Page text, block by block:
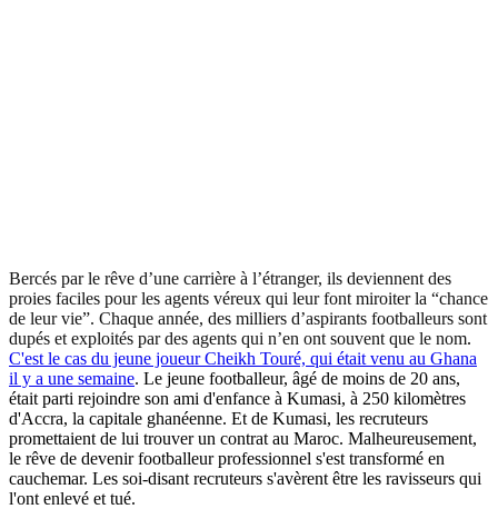
Bercés par le rêve d’une carrière à l’étranger, ils deviennent des
proies faciles pour les agents véreux qui leur font miroiter la “chance
de leur vie”. Chaque année, des milliers d’aspirants footballeurs sont
dupés et exploités par des agents qui n’en ont souvent que le nom.
C'est le cas du jeune joueur Cheikh Touré, qui était venu au Ghana
il y a une semaine. Le jeune footballeur, âgé de moins de 20 ans,
était parti rejoindre son ami d'enfance à Kumasi, à 250 kilomètres
d'Accra, la capitale ghanéenne. Et de Kumasi, les recruteurs
promettaient de lui trouver un contrat au Maroc. Malheureusement,
le rêve de devenir footballeur professionnel s'est transformé en
cauchemar. Les soi-disant recruteurs s'avèrent être les ravisseurs qui
l'ont enlevé et tué.